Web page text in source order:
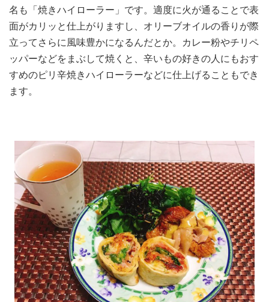
名も「焼きハイローラー」です。適度に火が通ることで表
面がカリッと仕上がりますし、オリーブオイルの香りが際
立ってさらに風味豊かになるんだとか。カレー粉やチリペ
ッパーなどをまぶして焼くと、辛いもの好きの人にもおす
すめのピリ辛焼きハイローラーなどに仕上げることもでき
ます。